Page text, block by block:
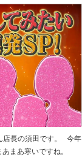
店長の須田です。 今年
あまあ寒いですね。